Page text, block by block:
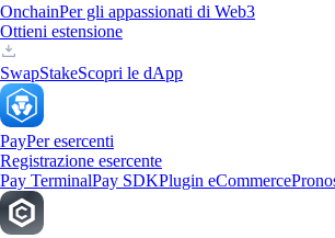
OnchainPer gli appassionati di Web3
Ottieni estensione
SwapStakeScopri le dApp
PayPer esercenti
Registrazione esercente
Pay TerminalPay SDKPlugin eCommerce